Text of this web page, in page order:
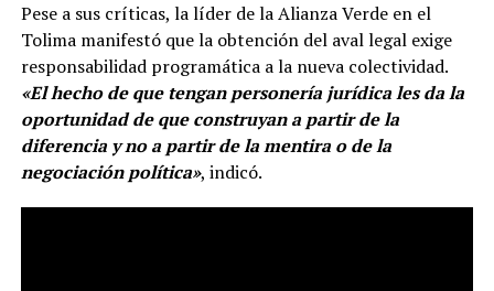
Pese a sus críticas, la líder de la Alianza Verde en el
Tolima manifestó que la obtención del aval legal exige
responsabilidad programática a la nueva colectividad.
«El hecho de que tengan personería jurídica les da la
oportunidad de que construyan a partir de la
diferencia y no a partir de la mentira o de la
negociación política», indicó.